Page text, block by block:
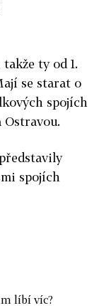
ty od 1.
se starat o
spojích
Ostravou.
spojích
líbí víc?